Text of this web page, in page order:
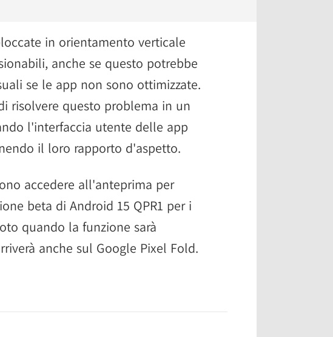
in orientamento verticale
anche se questo potrebbe
se le app non sono ottimizzate.
risolvere questo problema in un
l'interfaccia utente delle app
il loro rapporto d'aspetto.
accedere all'anteprima per
beta di Android 15 QPR1 per i
quando la funzione sarà
anche sul Google Pixel Fold.